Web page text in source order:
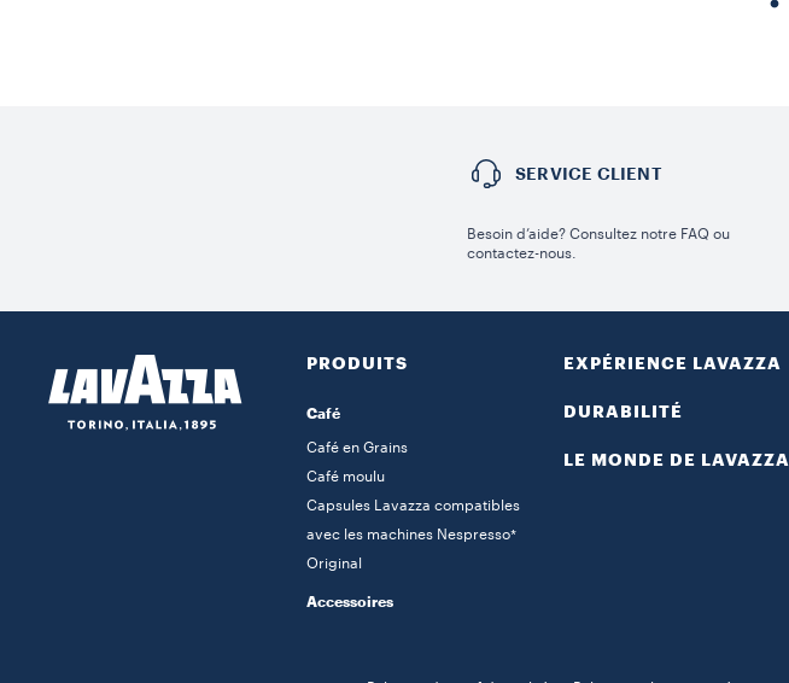
SERVICE CLIENT
Besoin d’aide? Consultez notre FAQ ou
contactez-nous.
PRODUITS
Café
Café en Grains
Café moulu
Capsules Lavazza compatibles
avec les machines Nespresso*
Original
Accessoires
EXPÉRIENCE LAVAZZA
DURABILITÉ
LE MONDE DE LAVAZZA